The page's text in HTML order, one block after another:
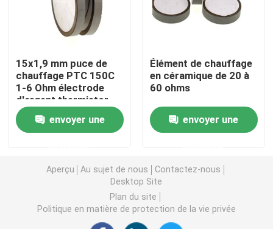
Thermistors NTC
Thermistance de SMD NTC
Le thermistore NTC de puissance
15x1,9 mm puce de
chauffage PTC 150C
1-6 Ohm électrode
d'argent thermistor
envoyer une
Élément de chauffage
en céramique de 20 à
60 ohms
envoyer une
Aperçu Au sujet de nous
Contactez-nous
Desktop Site
Plan du site
Politique en matière de protection de la vie privée